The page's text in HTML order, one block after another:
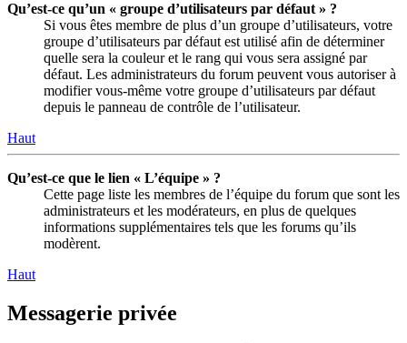
Qu’est-ce qu’un « groupe d’utilisateurs par défaut » ?
Si vous êtes membre de plus d’un groupe d’utilisateurs, votre
groupe d’utilisateurs par défaut est utilisé afin de déterminer
quelle sera la couleur et le rang qui vous sera assigné par
défaut. Les administrateurs du forum peuvent vous autoriser à
modifier vous-même votre groupe d’utilisateurs par défaut
depuis le panneau de contrôle de l’utilisateur.
Haut
Qu’est-ce que le lien « L’équipe » ?
Cette page liste les membres de l’équipe du forum que sont les
administrateurs et les modérateurs, en plus de quelques
informations supplémentaires tels que les forums qu’ils
modèrent.
Haut
Messagerie privée